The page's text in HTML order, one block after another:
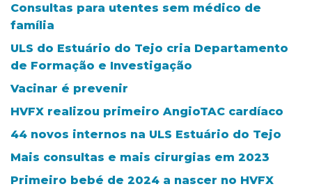
Consultas para utentes sem médico de
família
ULS do Estuário do Tejo cria Departamento
de Formação e Investigação
Vacinar é prevenir
HVFX realizou primeiro AngioTAC cardíaco
44 novos internos na ULS Estuário do Tejo
Mais consultas e mais cirurgias em 2023
Primeiro bebé de 2024 a nascer no HVFX